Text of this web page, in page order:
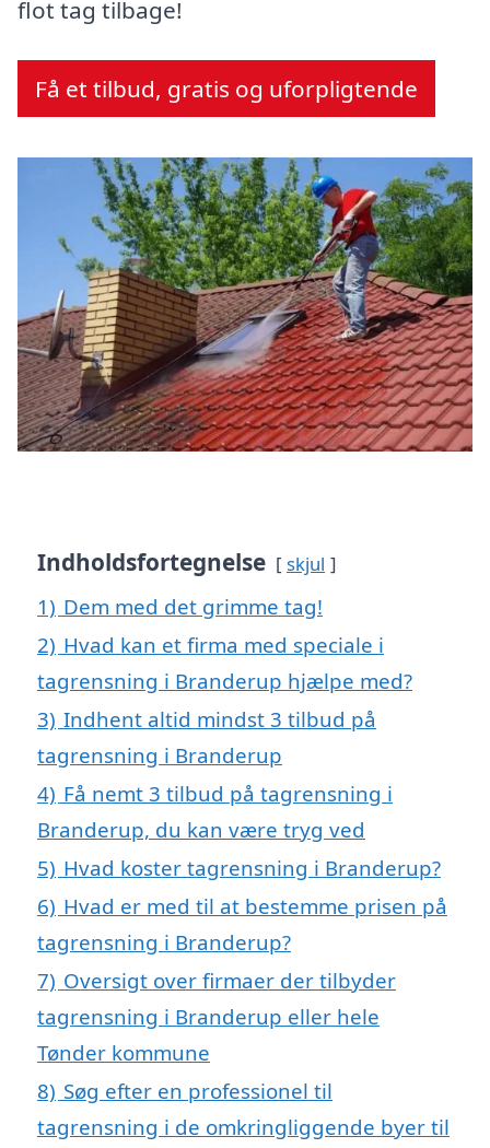
flot tag tilbage!
Få et tilbud, gratis og uforpligtende
Indholdsfortegnelse skjul
1) Dem med det grimme tag!
2) Hvad kan et firma med speciale i
tagrensning i Branderup hjælpe med?
3) Indhent altid mindst 3 tilbud på
tagrensning i Branderup
4) Få nemt 3 tilbud på tagrensning i
Branderup, du kan være tryg ved
5) Hvad koster tagrensning i Branderup?
6) Hvad er med til at bestemme prisen på
tagrensning i Branderup?
7) Oversigt over firmaer der tilbyder
tagrensning i Branderup eller hele
Tønder kommune
8) Søg efter en professionel til
tagrensning i de omkringliggende byer til